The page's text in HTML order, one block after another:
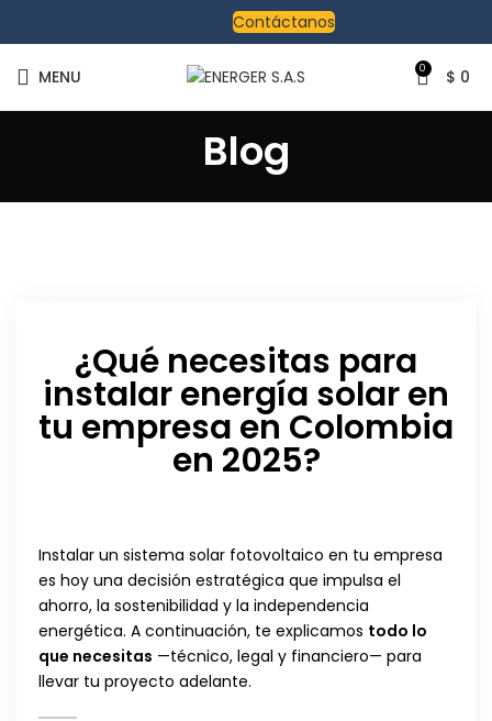
Contáctanos
MENU 0 $ 0
Blog
¿Qué necesitas para
instalar energía solar en
tu empresa en Colombia
en 2025?
Instalar un sistema solar fotovoltaico en tu empresa
es hoy una decisión estratégica que impulsa el
ahorro, la sostenibilidad y la independencia
energética. A continuación, te explicamos todo lo
que necesitas —técnico, legal y financiero— para
llevar tu proyecto adelante.